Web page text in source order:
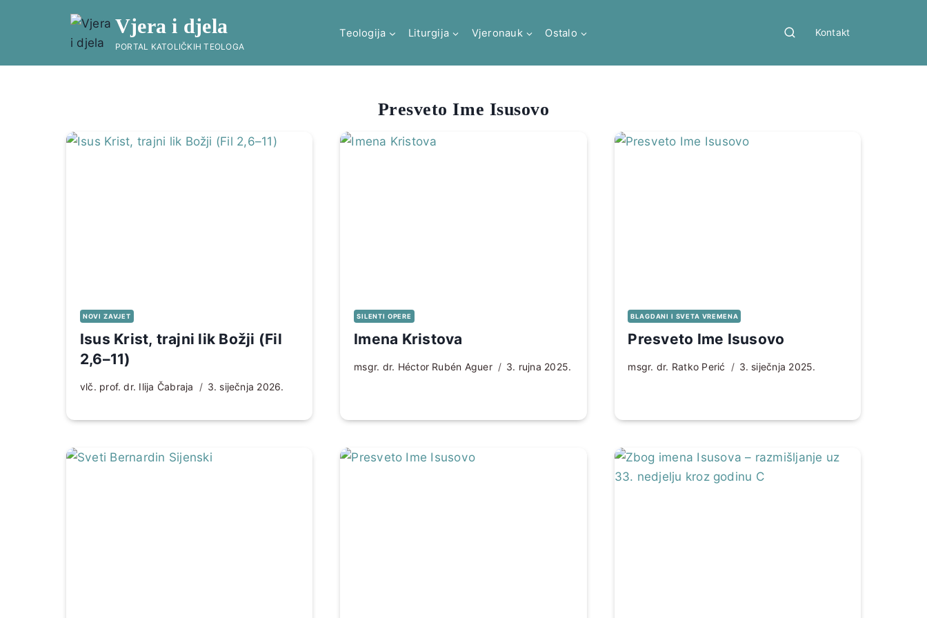
Vjera i djela
PORTAL KATOLIČKIH TEOLOGA
Teologija Liturgija Vjeronauk Ostalo Kontakt
Presveto Ime Isusovo
NOVI ZAVJET
Isus Krist, trajni lik Božji (Fil
2,6–11)
vlč. prof. dr. Ilija Čabraja 3. siječnja 2026.
SILENTI OPERE
Imena Kristova
msgr. dr. Héctor Rubén Aguer 3. rujna 2025.
BLAGDANI I SVETA VREMENA
Presveto Ime Isusovo
msgr. dr. Ratko Perić 3. siječnja 2025.